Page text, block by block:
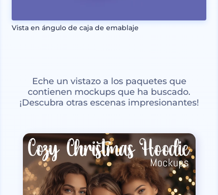
Vista en ángulo de caja de emablaje
Eche un vistazo a los paquetes que
contienen mockups que ha buscado.
¡Descubra otras escenas impresionantes!